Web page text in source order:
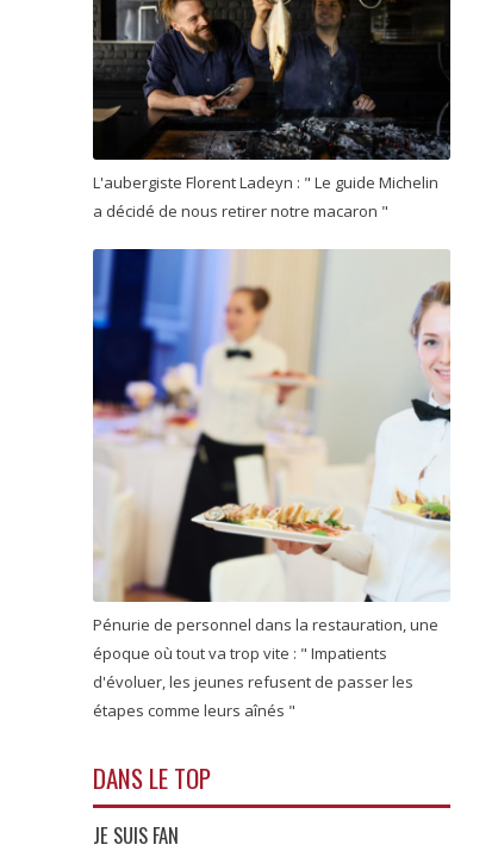
L'aubergiste Florent Ladeyn : " Le guide Michelin
a décidé de nous retirer notre macaron "
Pénurie de personnel dans la restauration, une
époque où tout va trop vite : " Impatients
d'évoluer, les jeunes refusent de passer les
étapes comme leurs aînés "
DANS LE TOP
JE SUIS FAN